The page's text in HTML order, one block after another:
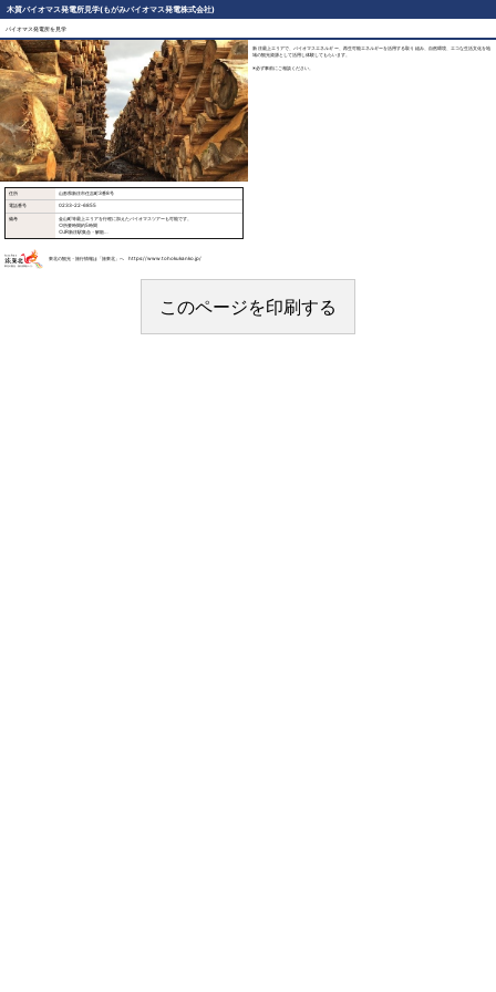
木質バイオマス発電所見学(もがみバイオマス発電株式会社)
バイオマス発電所を見学
新庄最上エリアで、バイオマスエネルギー、再生可能エネルギーを活用する取り組み、自然環境、エコな生活文化を地
域の観光資源として活用し体験してもらいます。
※必ず事前にご相談ください。
住所 山形県新庄市住吉町3番8号
電話番号 0233-22-6855
備考
金山町等最上エリアを行程に加えたバイオマスツアーも可能です。
○所要時間約5時間
○JR新庄駅集合・解散
○最小催行人数 10人
旅行商品のお申し込みは
東北の観光・旅行情報は「旅東北」へ https://www.tohokukanko.jp/
このページを印刷する